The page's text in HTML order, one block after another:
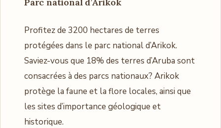
Profitez de 3200 hectares de terres
protégées dans le parc national d’Arikok.
Saviez-vous que 18% des terres d’Aruba sont
consacrées à des parcs nationaux? Arikok
protège la faune et la flore locales, ainsi que
les sites d’importance géologique et
historique.